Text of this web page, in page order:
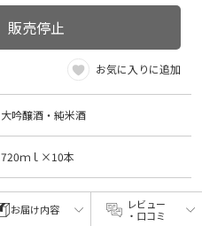
販売停止
お気に入りに追加
大吟醸酒・純米酒
720ｍｌ×10本
お届け内容
レビュー
・口コミ